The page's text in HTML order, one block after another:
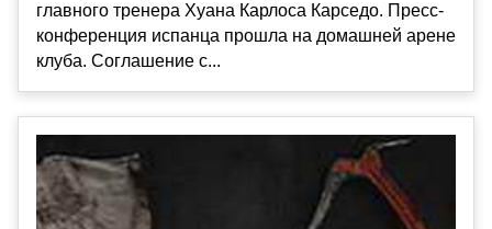
главного тренера Хуана Карлоса Карседо. Пресс-
конференция испанца прошла на домашней арене
клуба. Соглашение с...